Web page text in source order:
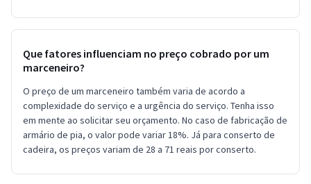
Que fatores influenciam no preço cobrado por um
marceneiro?
O preço de um marceneiro também varia de acordo a
complexidade do serviço e a urgência do serviço. Tenha isso
em mente ao solicitar seu orçamento. No caso de fabricação de
armário de pia, o valor pode variar 18%. Já para conserto de
cadeira, os preços variam de 28 a 71 reais por conserto.